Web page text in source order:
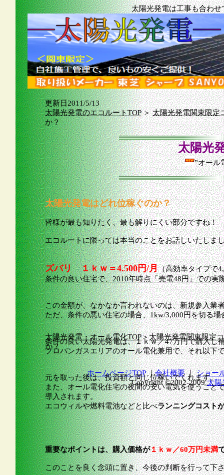
太陽光発電は工事も合わせ
更新日2011/5/13
太陽光発電のエコルートTOP＞太陽光発電関東限定
か？
太陽光
”オール
太陽光発電はどれ位稼ぐのか？
皆様が最も知りたく、最も解りにくい部分ですね！
エコルートに限っては本当のことをお話しいたしま
ズバリ １ｋｗ＝4.500円/月（高効率タイプで
条件の良い住宅で、2010年時点「売電48円」での実
この金額が、なかなか言われないのは、新規参入業
ただ、条件の悪い住宅の場合、1kw/3,000円を切る場
条件の良い太陽光発電は、１ｋｗ／47万円で購入し
プロパンガスエリアのオール電化兼用で、それ以下
元を取った後は、投資額と同じ位稼いでくれます。
また、オール電化住宅の夜間の安い電気を使うこと
導入されます。
エコウィルや燃料電池などと比べランニングコスト
重要なポイントは、購入価格が１ｋｗ／60万円未満
このことを良く念頭に置き、今後の判断を行って下
太陽光発電・オール電化TOP＞太陽光発電関東限定
か？
ホームページTOP｜会社概要｜ショー
Copyright ©2002-2009太陽